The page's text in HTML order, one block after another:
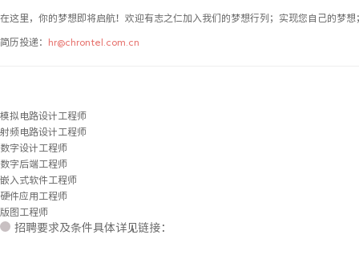
在这里，你的梦想即将启航！欢迎有志之仁加入我们的梦想行列；实现您自己的梦
简历投递： hr@chrontel.com.cn
模拟电路设计工程师
射频电路设计工程师
数字设计工程师
数字后端工程师
嵌入式软件工程师
硬件应用工程师
版图工程师
招聘要求及条件具体详见链接：